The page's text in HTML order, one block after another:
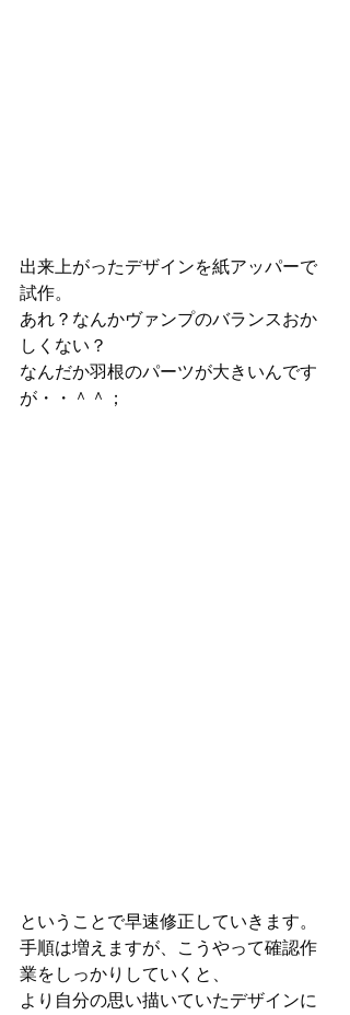
出来上がったデザインを紙アッパーで
試作。
あれ？なんかヴァンプのバランスおか
しくない？
なんだか羽根のパーツが大きいんです
が・・＾＾；
ということで早速修正していきます。
手順は増えますが、こうやって確認作
業をしっかりしていくと、
より自分の思い描いていたデザインに